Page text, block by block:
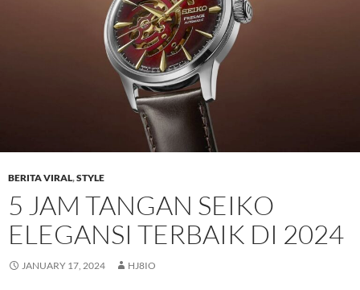
BERITA VIRAL,STYLE
5 JAM TANGAN SEIKO
ELEGANSI TERBAIK DI 2024
JANUARY 17, 2024 HJ8IO